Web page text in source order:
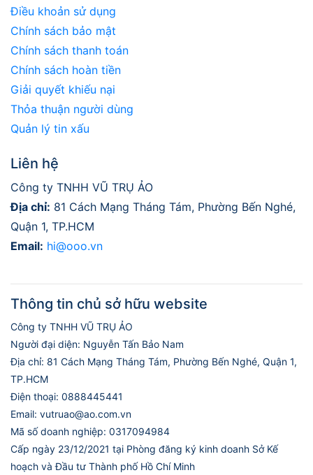
Điều khoản sử dụng
Chính sách bảo mật
Chính sách thanh toán
Chính sách hoàn tiền
Giải quyết khiếu nại
Thỏa thuận người dùng
Quản lý tin xấu
Liên hệ
Công ty TNHH VŨ TRỤ ẢO
Địa chỉ: 81 Cách Mạng Tháng Tám, Phường Bến Nghé,
Quận 1, TP.HCM
Email: hi@ooo.vn
Thông tin chủ sở hữu website
Công ty TNHH VŨ TRỤ ẢO
Người đại diện: Nguyễn Tấn Bảo Nam
Địa chỉ: 81 Cách Mạng Tháng Tám, Phường Bến Nghé, Quận 1,
TP.HCM
Điện thoại: 0888445441
Email: vutruao@ao.com.vn
Mã số doanh nghiệp: 0317094984
Cấp ngày 23/12/2021 tại Phòng đăng ký kinh doanh Sở Kế
hoạch và Đầu tư Thành phố Hồ Chí Minh